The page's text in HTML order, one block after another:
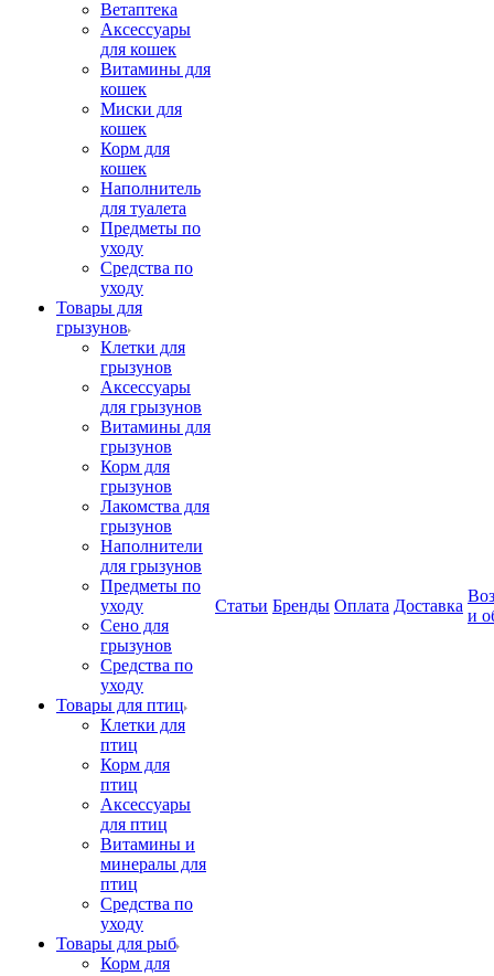
Ветаптека
Аксессуары
для кошек
Витамины для
кошек
Миски для
кошек
Корм для
кошек
Наполнитель
для туалета
Предметы по
уходу
Средства по
уходу
Товары для
грызунов
Клетки для
грызунов
Аксессуары
для грызунов
Витамины для
грызунов
Корм для
грызунов
Лакомства для
грызунов
Наполнители
для грызунов
Предметы по
уходу
Сено для
грызунов
Средства по
уходу
Товары для птиц
Клетки для
птиц
Корм для
птиц
Аксессуары
для птиц
Витамины и
минералы для
птиц
Средства по
уходу
Товары для рыб
Корм для
Статьи Бренды Оплата Доставка
и